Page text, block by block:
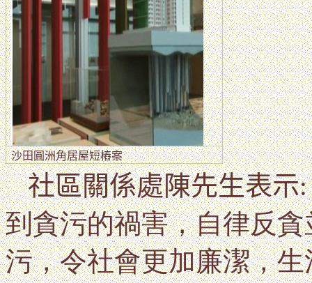
沙田圓洲角居屋短樁案
社區關係處陳先生表示
到貪污的禍害，自律反
污，令社會更加廉潔，